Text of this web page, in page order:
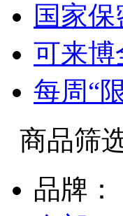
国家
可来博
每周“
商品筛
品牌：